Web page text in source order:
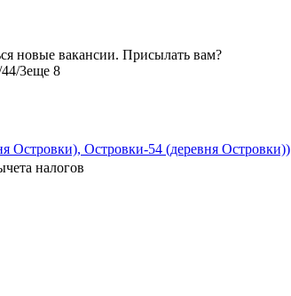
новые вакансии. Присылать вам?
4/3еще 8
Островки), Островки-54 (деревня Островки))
налогов